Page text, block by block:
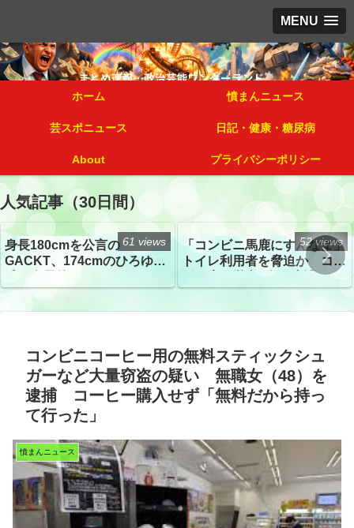
MENU
ホーム 憤まんニュース
芸スポニュース 日記・健康・糖尿病
About プライバシーポリシー
人気記事（30日間）
身長180cmを公言の
GACKT、174cmのひろゆき
トざわつき イベントでの写
真が話題
61 views
「コンビニ馬鹿にすんなよ」
トイレ利用者を脅迫か コン
52 views
コンビニコーヒー用の無料スティックシュ
ガーなど大量窃盗の疑い 無職女（48）を
逮捕 コーヒー購入せず「無料だから持っ
て行った」
憤まんニュース